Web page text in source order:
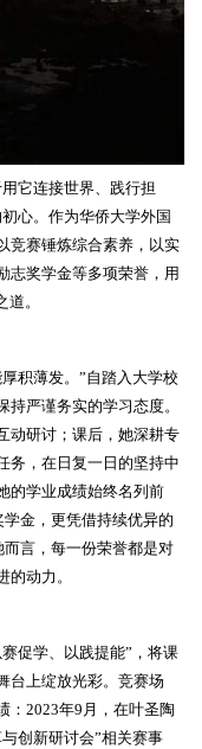
它连接世界、践行担
心。作为华侨大学外国
竞赛锤炼综合素养，以实
志奖学金等多项荣誉，用
。
积薄发。”自踏入大学校
持严谨务实的学习态度。
动研讨；课后，她深耕专
务，在日复一日的坚持中
的学业成绩始终名列前
金，更凭借持续优异的
言，每一份荣誉都是对
的动力。
促学、以践提能”，将课
台上绽放光彩。竞赛场
：2023年9月，在叶圣陶
创新研讨会”相关赛事